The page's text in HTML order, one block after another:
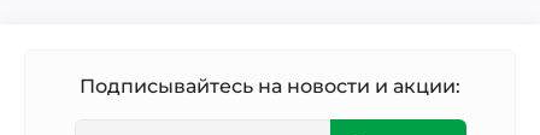
Подписывайтесь на новости и акции: